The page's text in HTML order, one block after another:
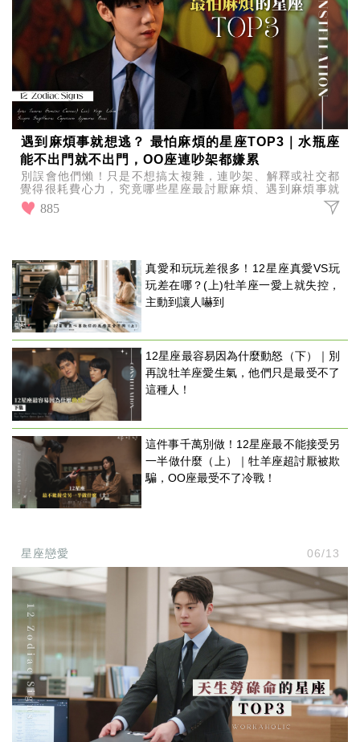
遇到麻煩事就想逃？ 最怕麻煩的星座TOP3｜水瓶座
能不出門就不出門，OO座連吵架都嫌累
別誤會他們懶！只是不想搞太複雜，連吵架、解釋或社交都
覺得很耗費心力，究竟哪些星座最討厭麻煩、遇到麻煩事就
想繞路走？一起來看看最怕麻煩的星座TOP3！
885
真愛和玩玩差很多！12星座真愛VS玩
玩差在哪？(上)牡羊座一愛上就失控，
主動到讓人嚇到
12星座最容易因為什麼動怒（下）｜別
再說牡羊座愛生氣，他們只是最受不了
這種人！
這件事千萬別做！12星座最不能接受另
一半做什麼（上）｜牡羊座超討厭被欺
騙，OO座最受不了冷戰！
星座戀愛 06/13